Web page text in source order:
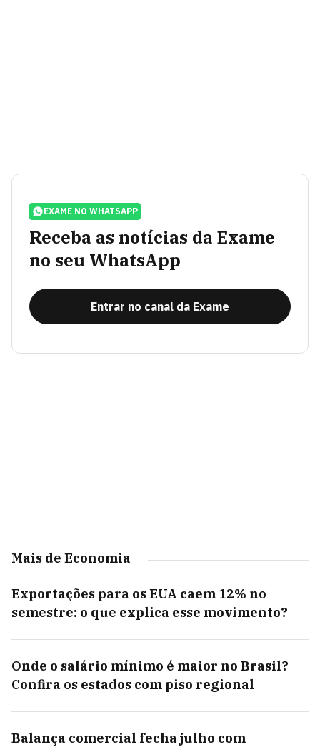
EXAME NO WHATSAPP
Receba as notícias da Exame
no seu WhatsApp
Entrar no canal da Exame
Mais de Economia
Exportações para os EUA caem 12% no
semestre: o que explica esse movimento?
Onde o salário mínimo é maior no Brasil?
Confira os estados com piso regional
Balança comercial fecha julho com